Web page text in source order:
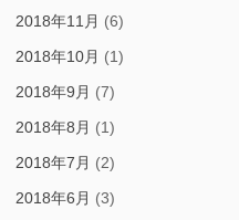
2018年11月 (6)
2018年10月 (1)
2018年9月 (7)
2018年8月 (1)
2018年7月 (2)
2018年6月 (3)